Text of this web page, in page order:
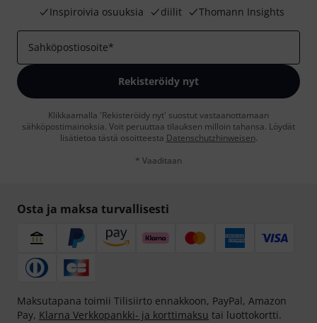
Inspiroivia osuuksia
diilit Thomann Insights
Sahköpostiosoite*
Rekisteröidy nyt
Klikkaamalla 'Rekisteröidy nyt' suostut vastaanottamaan
sähköpostimainoksia. Voit peruuttaa tilauksen milloin tahansa. Löydät
lisätietoa tästä osoitteesta Datenschutzhinweisen.
* Vaaditaan
Osta ja maksa turvallisesti
Maksutapana toimii Tilisiirto ennakkoon, PayPal, Amazon
Pay, Klarna Verkkopankki- ja korttimaksu tai luottokortti.